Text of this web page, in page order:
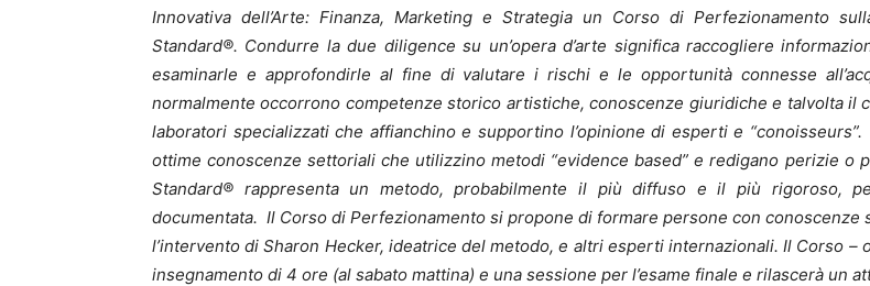
Innovativa dell’Arte: Finanza, Marketing e Strategia un Corso di Perfezionamento
Standard®. Condurre la due diligence su un’opera d’arte significa raccogliere
esaminarle e approfondirle al fine di valutare i rischi e le opportunità connesse
normalmente occorrono competenze storico artistiche, conoscenze giuridiche e talvolta
laboratori specializzati che affianchino e supportino l’opinione di esperti e “conoisseurs”.
ottime conoscenze settoriali che utilizzino metodi “evidence based” e redigano perizie o
Standard® rappresenta un metodo, probabilmente il più diffuso e il più rigoroso,
documentata. Il Corso di Perfezionamento si propone di formare persone con
l’intervento di Sharon Hecker, ideatrice del metodo, e altri esperti internazionali. Il Corso
insegnamento di 4 ore (al sabato mattina) e una sessione per l’esame finale e rilascerà un